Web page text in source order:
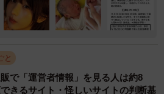
と
で「運営者情報」を見る人は約8
きるサイト・怪しいサイトの判断基